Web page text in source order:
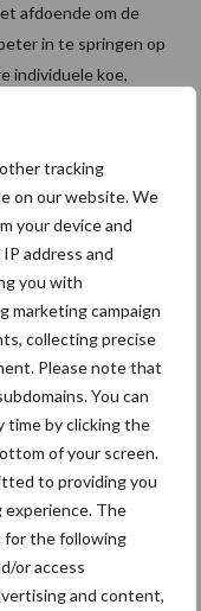
tracking
on our website. We
your device and
address and
you with
marketing campaign
collecting precise
Please note that
You can
time by clicking the
of your screen.
to providing you
experience. The
for the following
or access
and content,
afdoende om de
in te springen op
individuele koe,
van het
de Haas, projectleider
aan.
uitgerold zodat met
en output (methaan,
wordt en
Deelnemende private
zijn met elkaar
elkaar uitgevoerd. De
bedrijfsleven en
een
dit praktijkonderzoek